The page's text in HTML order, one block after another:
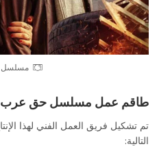
طاقم عمل مسلسل حق عرب
تم تشكيل فريق العمل الفني لهذا
التالية: